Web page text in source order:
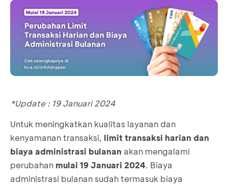
*Update : 19 Januari 2024
Untuk meningkatkan kualitas layanan dan
kenyamanan transaksi, limit transaksi harian dan
biaya administrasi bulanan akan mengalami
perubahan mulai 19 Januari 2024. Biaya
administrasi bulanan sudah termasuk biaya